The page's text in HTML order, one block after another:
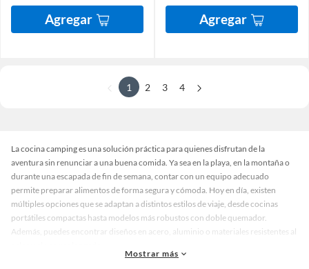
Agregar Agregar
1 2 3 4
La cocina camping es una solución práctica para quienes disfrutan de la
aventura sin renunciar a una buena comida. Ya sea en la playa, en la montaña o
durante una escapada de fin de semana, contar con un equipo adecuado
permite preparar alimentos de forma segura y cómoda. Hoy en día, existen
múltiples opciones que se adaptan a distintos estilos de viaje, desde cocinas
portátiles compactas hasta modelos más robustos con doble quemador.
Además, puedes encontrar diseños en acero, aluminio o materiales resistentes al
Mostrar más